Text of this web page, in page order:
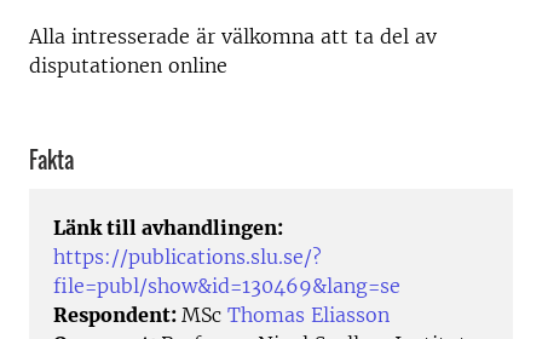
Alla intresserade är välkomna att ta del av
disputationen online
Fakta
Länk till avhandlingen:
https://publications.slu.se/?
file=publ/show&id=130469&lang=se
Respondent: MSc Thomas Eliasson